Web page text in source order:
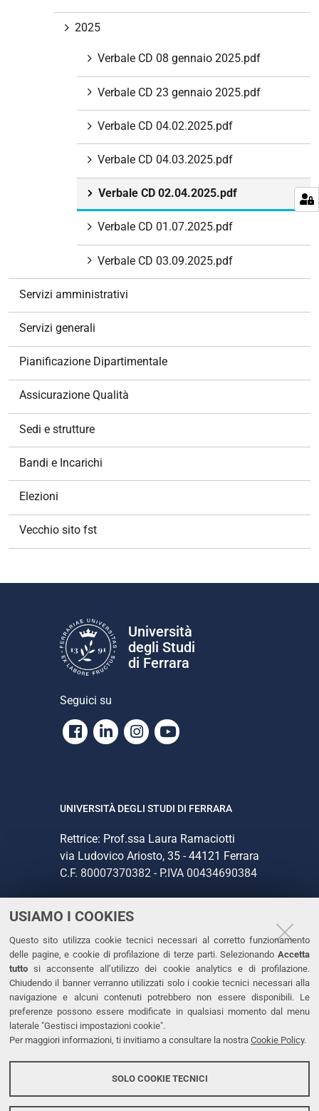
USIAMO I COOKIES
Questo sito utilizza cookie tecnici necessari al corretto funzionamento
delle pagine, e cookie di profilazione di terze parti. Selezionando Accetta
tutto si acconsente all’utilizzo dei cookie analytics e di profilazione.
Chiudendo il banner verranno utilizzati solo i cookie tecnici necessari alla
navigazione e alcuni contenuti potrebbero non essere disponibili. Le
preferenze possono essere modificate in qualsiasi momento dal menu
laterale "Gestisci impostazioni cookie".
Per maggiori informazioni, ti invitiamo a consultare la nostra Cookie Policy.
SOLO COOKIE TECNICI
2025
Verbale CD 08 gennaio 2025.pdf
Verbale CD 23 gennaio 2025.pdf
Verbale CD 04.02.2025.pdf
Verbale CD 04.03.2025.pdf
Verbale CD 02.04.2025.pdf
Verbale CD 01.07.2025.pdf
Verbale CD 03.09.2025.pdf
Servizi amministrativi
Servizi generali
Pianificazione Dipartimentale
Assicurazione Qualità
Sedi e strutture
Bandi e Incarichi
Elezioni
Vecchio sito fst
Università
degli Studi
di Ferrara
Seguici su
Facebook
LinkedinInstagram
Youtube
UNIVERSITÀ DEGLI STUDI DI FERRARA
Rettrice: Prof.ssa Laura Ramaciotti
via Ludovico Ariosto, 35 - 44121 Ferrara
C.F. 80007370382 - P.IVA 00434690384
CONTATTI
Tel. +39 0532 293111
Fax. +39 0532 293031
PEC
LINKS
Dichiarazione di accessibilità
Protezione dati personali